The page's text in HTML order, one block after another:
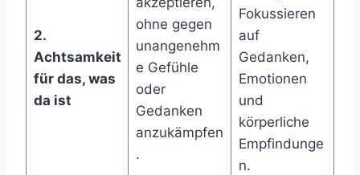
2.
Achtsamkeit
für das, was
da ist
ohne gegen
unangenehm
e Gefühle
oder
Gedanken
anzukämpfen
.
Fokussieren
auf
Gedanken,
Emotionen
und
körperliche
Empfindunge
n.